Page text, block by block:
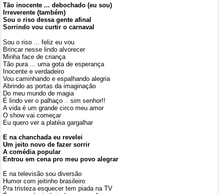
Tão inocente ... debochado (eu sou)
Irreverente (também)
Sou o riso dessa gente afinal
Sorrindo vou curtir o carnaval
Sou o riso ... feliz eu vou
Brincar nesse lindo alvorecer
Minha face de criança
Tão pura ... uma gota de esperança
Inocente e verdadeiro
Vou caminhando e espalhando alegria
Abrindo as portas da imaginação
Do meu mundo de magia
É lindo ver o palhaço .. sim senhor!!
A vida é um grande circo meu amor
O show vai começar
Eu quero ver a platéia gargalhar
E na chanchada eu revelei
Um jeito novo de fazer sorrir
A comédia popular
Entrou em cena pro meu povo alegrar
E na televisão sou diversão
Humor com jeitinho brasileiro
Pra tristeza esquecer tem piada na TV